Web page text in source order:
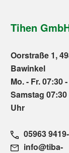
Tihen
Oorstraße 1,
Bawinkel
Mo. - Fr. 07:30
Samstag 07:30
Uhr
05963
info@tiba-